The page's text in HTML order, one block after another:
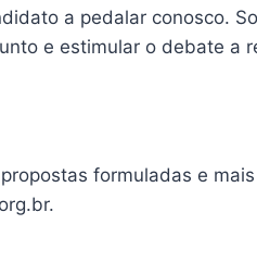
a pedalar conosco.
e estimular o debate a
formuladas e